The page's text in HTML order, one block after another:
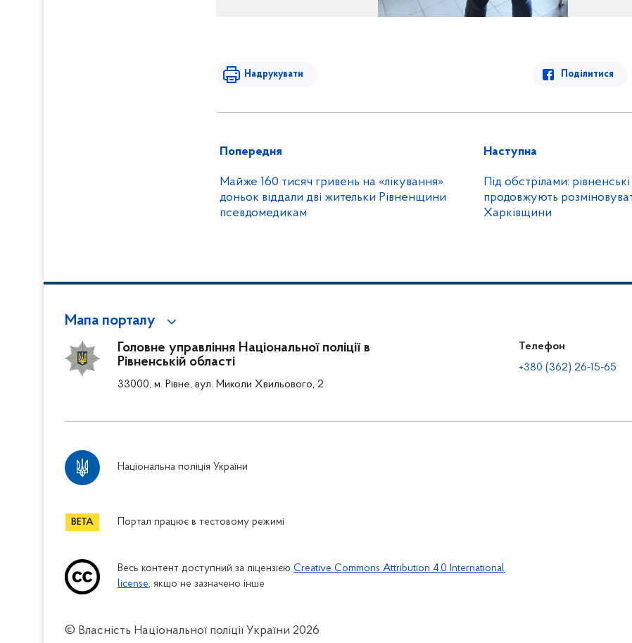
Надрукувати Поділитися
Попередня
Майже 160 тисяч гривень на «лікування»
доньок віддали дві жительки Рівненщини
псевдомедикам
Наступна
Під обстрілами:
продовжують
Харківщини
Мапа порталу
Головне управління Національної поліції в
Рівненській області
33000, м. Рівне, вул. Миколи Хвильового, 2
Телефон
+380 (362) 26-15-65
Національна поліція України
Портал працює в тестовому режимі
Весь контент доступний за ліцензією Creative Commons Attribution 4.0 International
license, якщо не зазначено інше
© Власність Національної поліції України 2026